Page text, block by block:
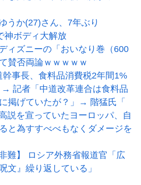
うか(27)さん、7年ぶり
神ボディ大解放
ィズニーの「おいなり巻（600
賛否両論ｗｗｗｗｗ
幹事長、食料品消費税2年間1%
記者「中道改革連合は食料品
掲げていたが？」→ 階猛氏「
説を宣っていたヨーロッパ、自
と為すすべべもなくダメージを
難】 ロシア外務省報道官「広
文』繰り返している」